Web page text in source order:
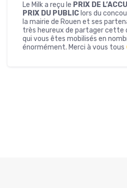
Le Milk a reçu le PRIX DE
PRIX DU PUBLIC lors du
la mairie de Rouen et ses
très heureux de partager cette
qui vous êtes mobilisés en
énormément. Merci à vous tous